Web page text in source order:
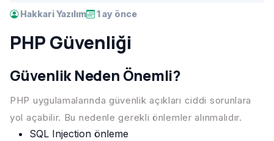
Hakkari Yazılım 1 ay önce
PHP Güvenliği
Güvenlik Neden Önemli?
PHP uygulamalarında güvenlik açıkları ciddi sorunlara
yol açabilir. Bu nedenle gerekli önlemler alınmalıdır.
SQL Injection önleme